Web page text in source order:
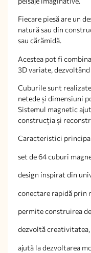
Fiecare piesă are un
natură sau din
sau cărămidă.
Acestea pot fi
3D variate,
Cuburile sunt
netede și dimensiuni
Sistemul magnetic
construcția și
Caracteristici
set de 64 cuburi
design inspirat din
conectare rapidă prin
permite construirea
dezvoltă
ajută la dezvoltarea